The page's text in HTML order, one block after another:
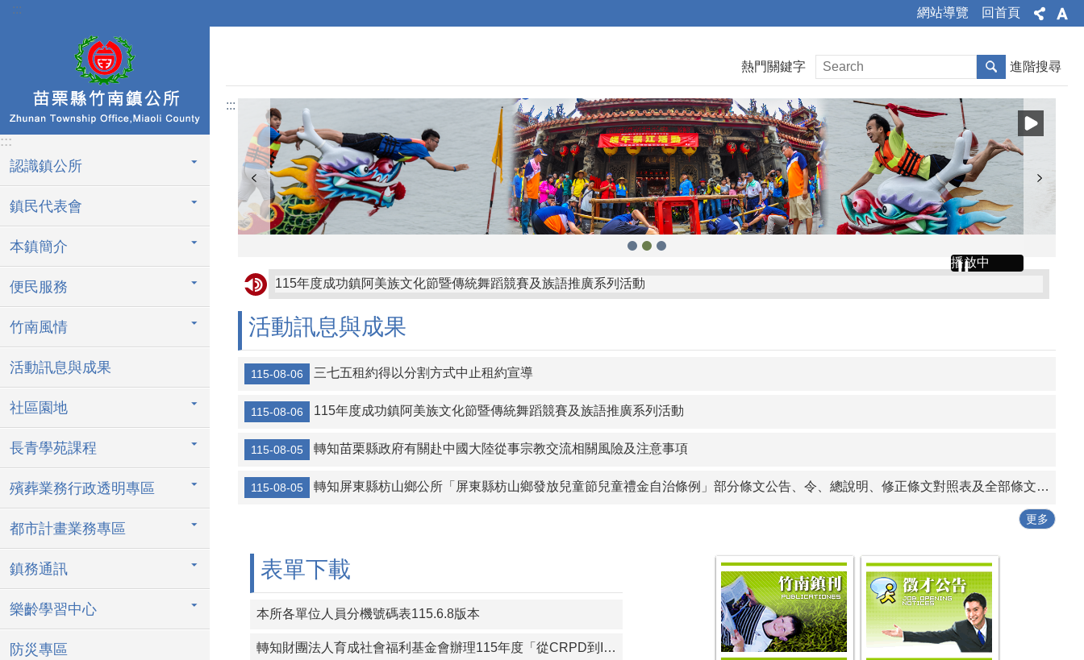
跳到主要內容區塊
::: 網站導覽 回首頁
:::
認識鎮公所
鎮民代表會
本鎮簡介
便民服務
竹南風情
活動訊息與成果
社區園地
長青學苑課程
殯葬業務行政透明專區
都市計畫業務專區
鎮務通訊
樂齡學習中心
防災專區
熱門關鍵字 進階搜尋
:::
播放中
115年度成功鎮阿美族文化節暨傳統舞蹈競賽及族語推廣系列活動
轉知屏東縣枋山鄉公所「屏東縣枋山鄉發放兒童節兒童禮金自治條例」部分條文公告、令、總說明、修正條文對照表及全部條文各1份
協助公告金門縣金沙鎮公所訂定「金門縣金沙鎮鼓勵生育獎勵金發放自治條例」令、公告、條文全文、總說明、條文對照表各1份
協助海洋委員會宣傳-本會訂於115年8月14日辦理「海岸韌性Plus－海青提案行動工作坊」
轉知宜蘭縣壯圍鄉公所 「宜蘭縣壯圍鄉鄉民考取並就讀國內大學院校獎勵金核發作業要點」一份
活動訊息與成果
115-08-06 三七五租約得以分割方式中止租約宣導
115-08-06 115年度成功鎮阿美族文化節暨傳統舞蹈競賽及族語推廣系列活動
115-08-05 轉知苗栗縣政府有關赴中國大陸從事宗教交流相關風險及注意事項
115-08-05 轉知屏東縣枋山鄉公所「屏東縣枋山鄉發放兒童節兒童禮金自治條例」部分條文公告、令、總說明、修正條文對照表及全部條文各1份
更多
表單下載
本所各單位人員分機號碼表115.6.8版本
轉知財團法人育成社會福利基金會辦理115年度「從CRPD到ISP－專業人員支持身心障礙者積極參與個別化服務計畫研習課程」報名簡章資料